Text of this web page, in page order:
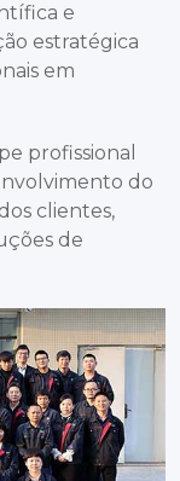
e
estratégica
em
profissional
do
clientes,
de